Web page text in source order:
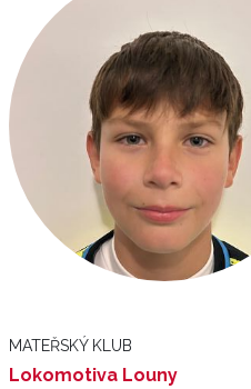
MATEŘSKÝ KLUB
Lokomotiva Louny